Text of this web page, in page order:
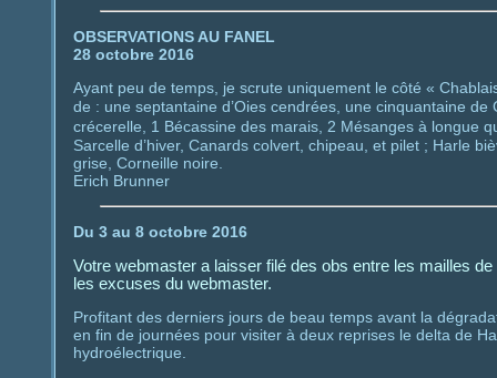
OBSERVATIONS AU FANEL
28 octobre 2016
Ayant peu de temps, je scrute uniquement le côté «
de : une septantaine d’Oies cendrées, une cinquantaine
crécerelle, 1 Bécassine des marais, 2 Mésanges à longue
Sarcelle d’hiver, Canards colvert, chipeau, et pilet ; Harle
grise, Corneille noire.
Erich Brunner
Du 3 au 8 octobre 2016
Votre webmaster a laisser filé des obs entre les mailles
les excuses du webmaster.
Profitant des derniers jours de beau temps avant la
en fin de journées pour visiter à deux reprises le delta de
hydroélectrique.